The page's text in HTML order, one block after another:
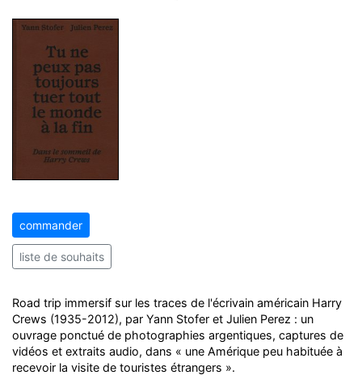
commander
liste de souhaits
Road trip immersif sur les traces de l'écrivain américain Harry
Crews (1935-2012), par Yann Stofer et Julien Perez : un
ouvrage ponctué de photographies argentiques, captures de
vidéos et extraits audio, dans « une Amérique peu habituée à
recevoir la visite de touristes étrangers ».